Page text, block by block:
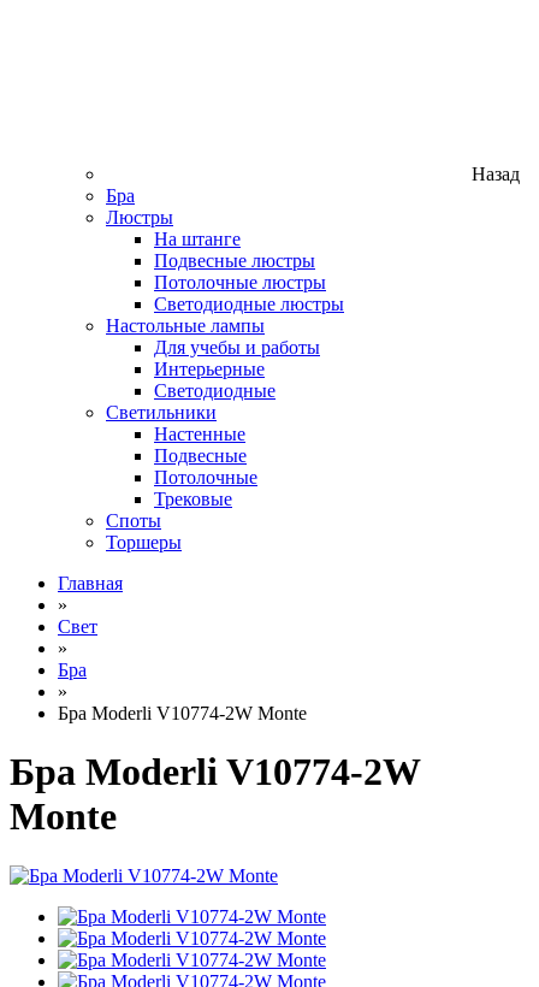
Назад
Бра
Люстры
На штанге
Подвесные люстры
Потолочные люстры
Светодиодные люстры
Настольные лампы
Для учебы и работы
Интерьерные
Светодиодные
Светильники
Настенные
Подвесные
Потолочные
Трековые
Споты
Торшеры
Главная
»
Свет
»
Бра
»
Бра Moderli V10774-2W Monte
Бра Moderli V10774-2W
Monte